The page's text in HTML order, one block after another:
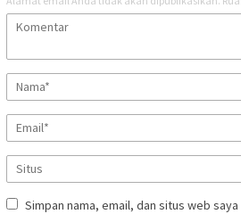
Simpan nama, email, dan situs web